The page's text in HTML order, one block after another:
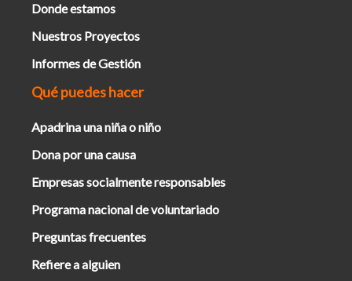
Donde estamos
Nuestros Proyectos
Informes de Gestión
Qué puedes hacer
Apadrina una niña o niño
Dona por una causa
Empresas socialmente responsables
Programa nacional de voluntariado
Preguntas frecuentes
Refiere a alguien